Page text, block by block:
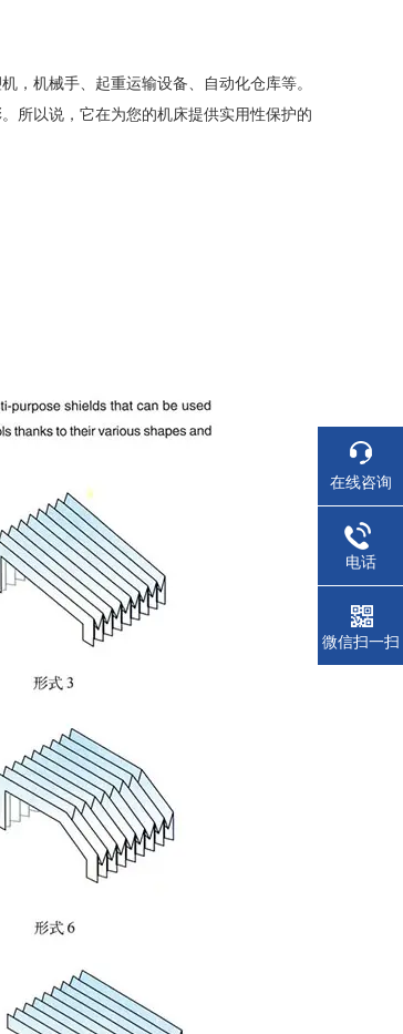
，机械手、起重运输设备、自动化仓库等。
所以说，它在为您的机床提供实用性保护的
在线咨询
电话
微信扫一扫